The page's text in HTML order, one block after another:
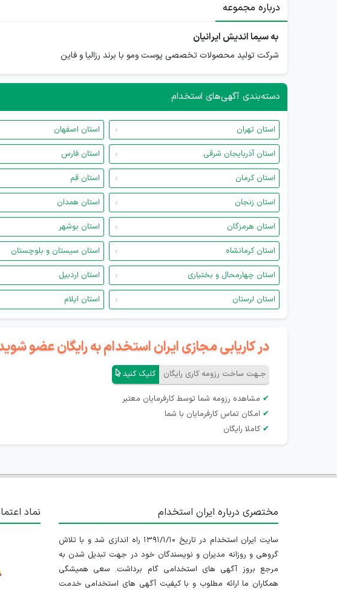
درباره مجموعه
به سیما اندیش ایرانیان
شرکت تولید محصولات تخصصی پوست ومو با برند رزالیا و فاین
دسته‌بندی آگهی‌های استخدام
استان تهران استان اصفهان
استان آذربایجان شرقی
استان فارس
استان کرمان
استان قم
استان زنجان
استان همدان
استان هرمزگان
استان بوشهر
استان کرمانشاه
استان سیستان و بلوچستان
استان چهارمحال و بختیاری
استان اردبیل
استان لرستان
استان ایلام
در کاریابی مجازی ایران استخدام به رایگان عضو
جـهت ساخت رزومه کاری رایگان کلیک کنید
✔ مشاهده رزومه شما توسط کارفرمایان معتبر
✔ امکان تماس کارفرمایان با شما
✔ کاملا رایگان
مختصری درباره ایران استخدام
سایت ایران استخدام در تاریخ ۱۳۹۱/۱/۱۰ راه اندازی شد و با تلاش
گروهی و روزانه مدیران و نویسندگان خود در جهت تبدیل شدن به
مرجع بروز آگهی های استخدامی گام برداشت. سعی همیشگی
همکاران ما ارائه مطلوب و با کیفیت آگهی های استخدامی خدمت
نماد